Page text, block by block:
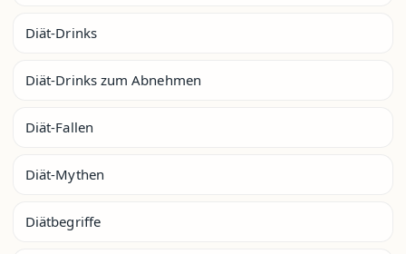
Diät-Drinks
Diät-Drinks zum Abnehmen
Diät-Fallen
Diät-Mythen
Diätbegriffe